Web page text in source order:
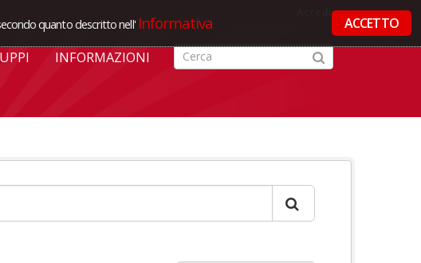
quanto descritto nell' Informativa ACCETTO
INFORMAZIONI